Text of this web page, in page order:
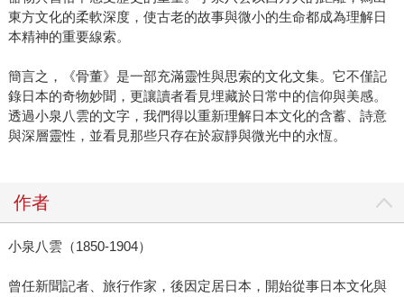
東方文化的柔軟深度，使古老的故事與微小的生命都成為理解日
本精神的重要線索。
簡言之，《骨董》是一部充滿靈性與思索的文化文集。它不僅記
錄日本的奇物妙聞，更讓讀者看見埋藏於日常中的信仰與美感。
透過小泉八雲的文字，我們得以重新理解日本文化的含蓄、詩意
與深層靈性，並看見那些只存在於寂靜與微光中的永恆。
作者
小泉八雲（1850-1904）
曾任新聞記者、旅行作家，後因定居日本，開始從事日本文化與